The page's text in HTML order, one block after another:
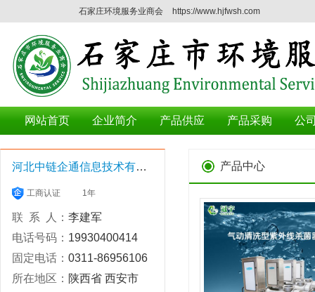
石家庄环境服务业商会 https://www.hjfwsh.com
网站首页 企业简介 产品供应 产品采购 公
河北中链企通信息技术有限公司
工商认证 1年
联 系 人： 李建军
电话号码： 19930400414
固定电话： 0311-86956106
所在地区： 陕西省 西安市
产品中心